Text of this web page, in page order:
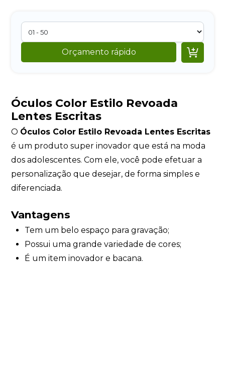
Orçamento rápido 
Óculos Color Estilo Revoada
Lentes Escritas
O Óculos Color Estilo Revoada Lentes Escritas
é um produto super inovador que está na moda
dos adolescentes. Com ele, você pode efetuar a
personalização que desejar, de forma simples e
diferenciada.
Vantagens
Tem um belo espaço para gravação;
Possui uma grande variedade de cores;
É um item inovador e bacana.